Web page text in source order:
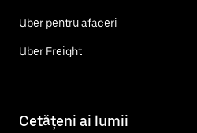
Uber pentru afaceri
Uber Freight
Cetățeni ai lumii